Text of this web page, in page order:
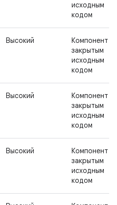
исходным
кодом
Высокий
Компонент с
закрытым
исходным
кодом
Высокий
Компонент с
закрытым
исходным
кодом
Высокий
Компонент с
закрытым
исходным
кодом